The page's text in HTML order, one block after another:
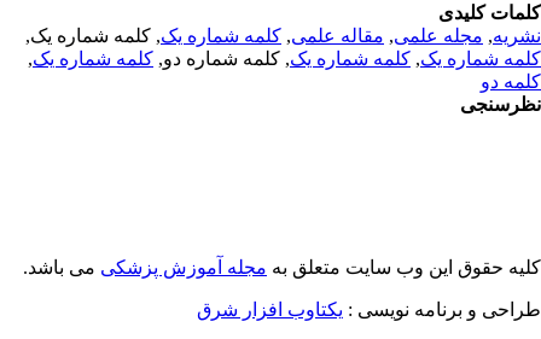
کلیدی
,مجله علمی, مقاله علمی, کلمه شماره یک, کلمه شماره یک,
شماره یک,کلمه شماره یک, کلمه شماره دو,کلمه شماره یک,
دو
حقوق این وب سایت متعلق بهمجله آموزش پزشکیمی باشد.
و برنامه نویسی : یکتاوب افزار شرق